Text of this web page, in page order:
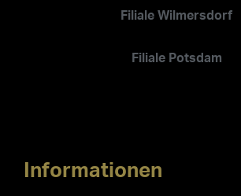
Filiale Wilmersdorf
Filiale Potsdam
Informationen